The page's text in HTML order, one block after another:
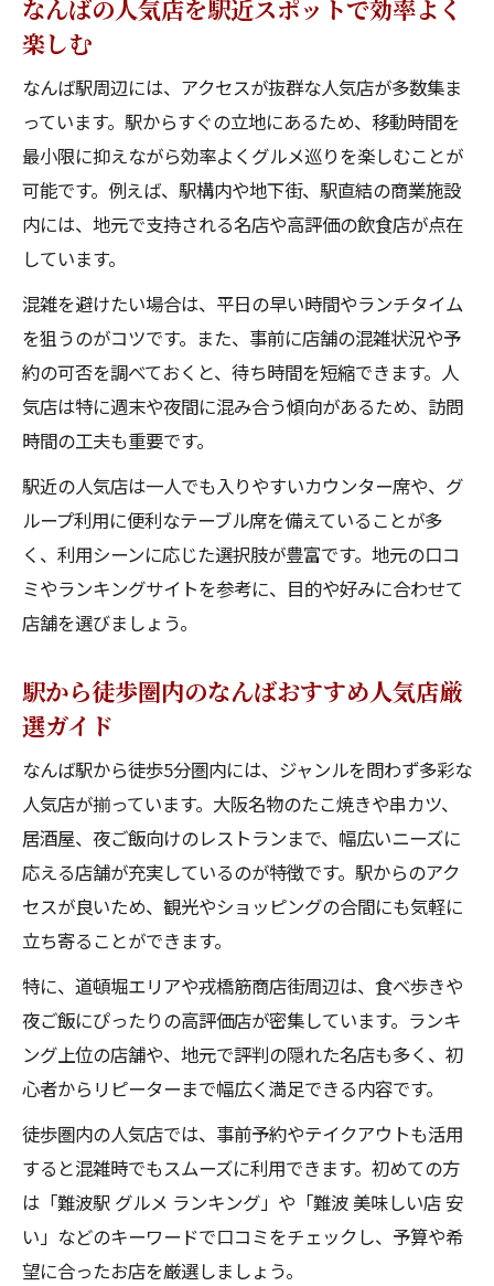
なんばの人気店を駅近スポットで効率よく
楽しむ
なんば駅周辺には、アクセスが抜群な人気店が多数集ま
っています。駅からすぐの立地にあるため、移動時間を
最小限に抑えながら効率よくグルメ巡りを楽しむことが
可能です。例えば、駅構内や地下街、駅直結の商業施設
内には、地元で支持される名店や高評価の飲食店が点在
しています。
混雑を避けたい場合は、平日の早い時間やランチタイム
を狙うのがコツです。また、事前に店舗の混雑状況や予
約の可否を調べておくと、待ち時間を短縮できます。人
気店は特に週末や夜間に混み合う傾向があるため、訪問
時間の工夫も重要です。
駅近の人気店は一人でも入りやすいカウンター席や、グ
ループ利用に便利なテーブル席を備えていることが多
く、利用シーンに応じた選択肢が豊富です。地元の口コ
ミやランキングサイトを参考に、目的や好みに合わせて
店舗を選びましょう。
駅から徒歩圏内のなんばおすすめ人気店厳
選ガイド
なんば駅から徒歩5分圏内には、ジャンルを問わず多彩な
人気店が揃っています。大阪名物のたこ焼きや串カツ、
居酒屋、夜ご飯向けのレストランまで、幅広いニーズに
応える店舗が充実しているのが特徴です。駅からのアク
セスが良いため、観光やショッピングの合間にも気軽に
立ち寄ることができます。
特に、道頓堀エリアや戎橋筋商店街周辺は、食べ歩きや
夜ご飯にぴったりの高評価店が密集しています。ランキ
ング上位の店舗や、地元で評判の隠れた名店も多く、初
心者からリピーターまで幅広く満足できる内容です。
徒歩圏内の人気店では、事前予約やテイクアウトも活用
すると混雑時でもスムーズに利用できます。初めての方
は「難波駅 グルメ ランキング」や「難波 美味しい店 安
い」などのキーワードで口コミをチェックし、予算や希
望に合ったお店を厳選しましょう。